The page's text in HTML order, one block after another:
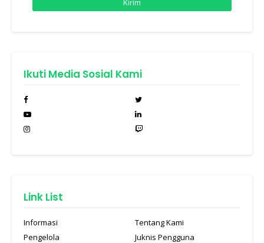
Ikuti Media Sosial Kami
Link List
Informasi
Tentang Kami
Pengelola
Juknis Pengguna